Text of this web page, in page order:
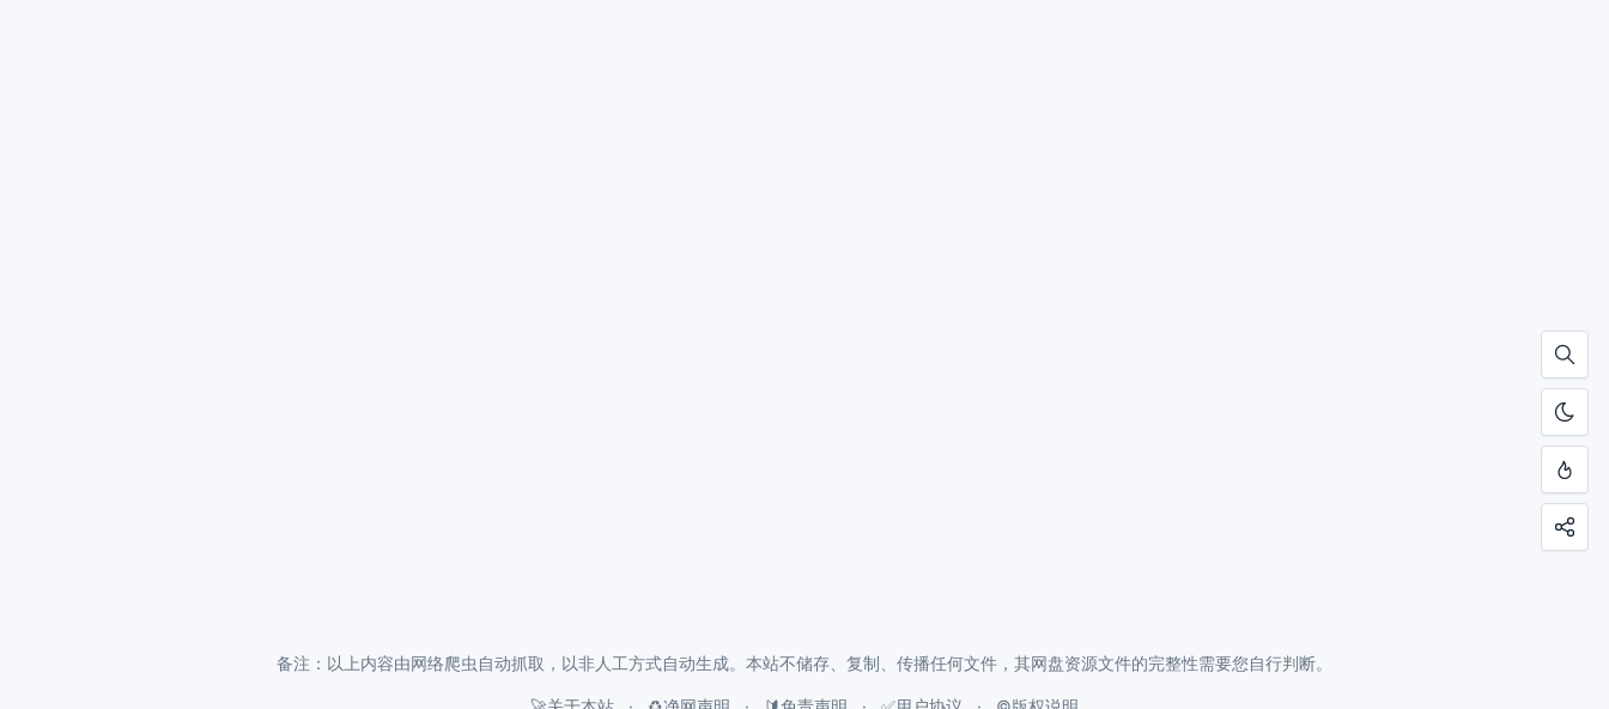
备注：以上内容由网络爬虫自动抓取，以非人工方式自动生成。本站不储存、复制、传播任何文件，其网盘资源文件的完整性需要您自行判断。